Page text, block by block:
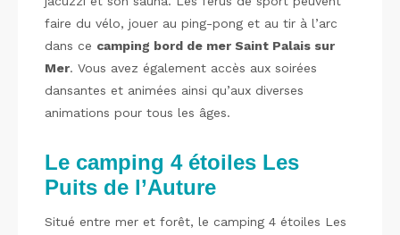
faire du vélo, jouer au ping-pong et au tir à l’arc
dans ce camping bord de mer Saint Palais sur
Mer. Vous avez également accès aux soirées
dansantes et animées ainsi qu’aux diverses
animations pour tous les âges.
Le camping 4 étoiles Les
Puits de l’Auture
Situé entre mer et forêt, le camping 4 étoiles Les